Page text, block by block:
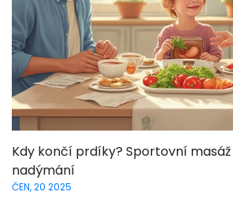
Kdy končí prdíky? Sportovní
nadýmání
ČEN, 20 2025